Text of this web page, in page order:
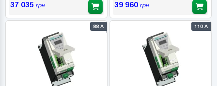
37 035 грн 39 960грн
88 А 110 А